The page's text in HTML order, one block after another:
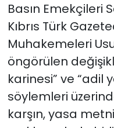
Basın Emekçileri
Kıbrıs Türk
Muhakemeleri
öngörülen
karinesi” ve “adil
söylemleri
karşın, yasa
TÜRKiYE
Video Galeri
YAŞAM
Yazarlar